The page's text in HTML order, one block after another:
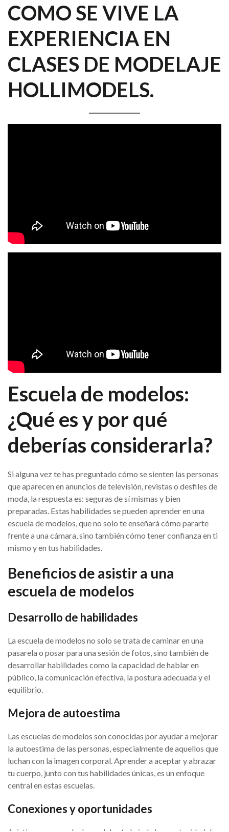
COMO SE VIVE LA
EXPERIENCIA EN
CLASES DE MODELAJE
HOLLIMODELS.
Escuela de modelos:
¿Qué es y por qué
deberías considerarla?
Si alguna vez te has preguntado cómo se sienten las personas
que aparecen en anuncios de televisión, revistas o desfiles de
moda, la respuesta es: seguras de sí mismas y bien
preparadas. Estas habilidades se pueden aprender en una
escuela de modelos, que no solo te enseñará cómo pararte
frente a una cámara, sino también cómo tener confianza en ti
mismo y en tus habilidades.
Beneficios de asistir a una
escuela de modelos
Desarrollo de habilidades
La escuela de modelos no solo se trata de caminar en una
pasarela o posar para una sesión de fotos, sino también de
desarrollar habilidades como la capacidad de hablar en
público, la comunicación efectiva, la postura adecuada y el
equilibrio.
Mejora de autoestima
Las escuelas de modelos son conocidas por ayudar a mejorar
la autoestima de las personas, especialmente de aquellos que
luchan con la imagen corporal. Aprender a aceptar y abrazar
tu cuerpo, junto con tus habilidades únicas, es un enfoque
central en estas escuelas.
Conexiones y oportunidades